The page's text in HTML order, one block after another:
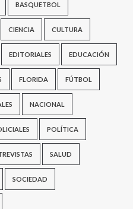
BASQUETBOL
CIENCIA CULTURA
EDITORIALES EDUCACIÓN
FLORIDA FÚTBOL
NACIONAL
POLÍTICA
SALUD
SOCIEDAD